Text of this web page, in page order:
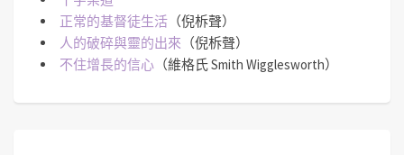
正常的基督徒生活 （倪柝聲）
人的破碎與靈的出來 （倪柝聲）
不住增長的信心 （維格氏 Smith Wigglesworth）